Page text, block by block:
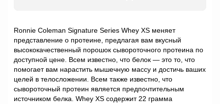
Ronnie Coleman Signature Series Whey XS меняет
представление о протеине, предлагая вам вкусный
высококачественный порошок сывороточного протеина по
доступной цене. Всем известно, что белок — это то, что
помогает вам нарастить мышечную массу и достичь ваших
целей в телосложении. Всем также известно, что
сывороточный протеин является предпочтительным
источником белка. Whey XS содержит 22 грамма